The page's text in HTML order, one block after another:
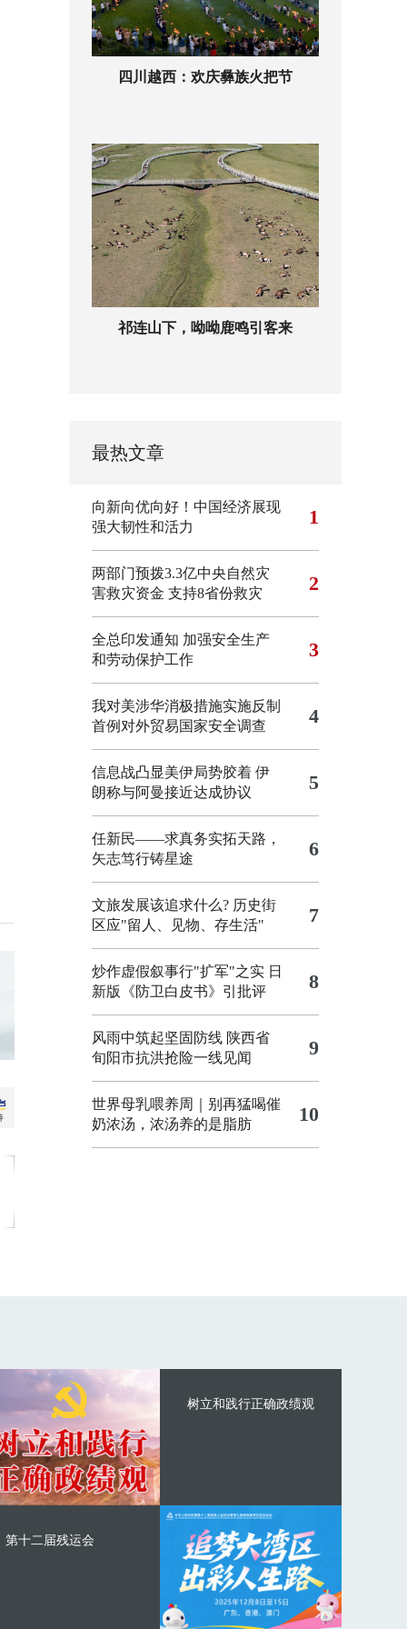
四川越西：欢庆彝族火把节
祁连山下，呦呦鹿鸣引客来
最热文章
向新向优向好！中国经济展现
强大韧性和活力
1
两部门预拨3.3亿中央自然灾
害救灾资金 支持8省份救灾
2
全总印发通知 加强安全生产
和劳动保护工作
3
我对美涉华消极措施实施反制
首例对外贸易国家安全调查
4
信息战凸显美伊局势胶着 伊
朗称与阿曼接近达成协议
5
任新民——求真务实拓天路，
矢志笃行铸星途
6
文旅发展该追求什么? 历史街
区应"留人、见物、存生活"
7
炒作虚假叙事行"扩军"之实 日
新版《防卫白皮书》引批评
8
风雨中筑起坚固防线 陕西省
旬阳市抗洪抢险一线见闻
9
世界母乳喂养周｜别再猛喝催
奶浓汤，浓汤养的是脂肪
10
树立和践行正确政绩观
第十二届残运会